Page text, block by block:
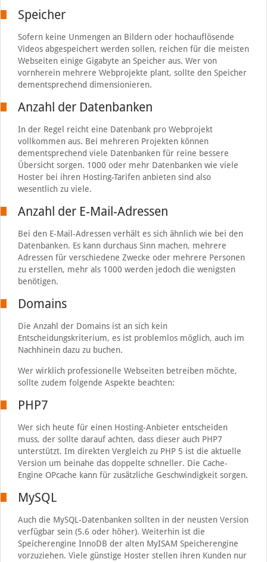
Speicher
Sofern keine Unmengen an Bildern oder hochauflösende
Videos abgespeichert werden sollen, reichen für die meisten
Webseiten einige Gigabyte an Speicher aus. Wer von
vornherein mehrere Webprojekte plant, sollte den Speicher
dementsprechend dimensionieren.
Anzahl der Datenbanken
In der Regel reicht eine Datenbank pro Webprojekt
vollkommen aus. Bei mehreren Projekten können
dementsprechend viele Datenbanken für reine bessere
Übersicht sorgen. 1000 oder mehr Datenbanken wie viele
Hoster bei ihren Hosting-Tarifen anbieten sind also
wesentlich zu viele.
Anzahl der E-Mail-Adressen
Bei den E-Mail-Adressen verhält es sich ähnlich wie bei den
Datenbanken. Es kann durchaus Sinn machen, mehrere
Adressen für verschiedene Zwecke oder mehrere Personen
zu erstellen, mehr als 1000 werden jedoch die wenigsten
benötigen.
Domains
Die Anzahl der Domains ist an sich kein
Entscheidungskriterium, es ist problemlos möglich, auch im
Nachhinein dazu zu buchen.
Wer wirklich professionelle Webseiten betreiben möchte,
sollte zudem folgende Aspekte beachten:
PHP7
Wer sich heute für einen Hosting-Anbieter entscheiden
muss, der sollte darauf achten, dass dieser auch PHP7
unterstützt. Im direkten Vergleich zu PHP 5 ist die aktuelle
Version um beinahe das doppelte schneller. Die Cache-
Engine OPcache kann für zusätzliche Geschwindigkeit sorgen.
MySQL
Auch die MySQL-Datenbanken sollten in der neusten Version
verfügbar sein (5.6 oder höher). Weiterhin ist die
Speicherengine InnoDB der alten MyISAM Speicherengine
vorzuziehen. Viele günstige Hoster stellen ihren Kunden nur